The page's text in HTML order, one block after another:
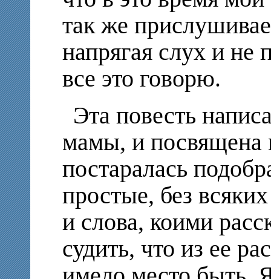
так же
напрягая слух и не
все это говорю.
Эта повесть
мамы, и посвящена
постаралась
простые, без
и слова, коими
судить, что из ее